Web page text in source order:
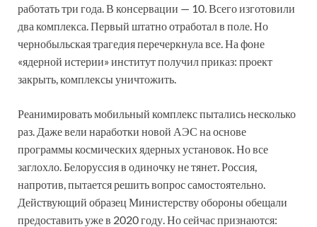
работать три года. В консервации — 10. Всего изготовили
два комплекса. Первый штатно отработал в поле. Но
чернобыльская трагедия перечеркнула все. На фоне
«ядерной истерии» институт получил приказ: проект
закрыть, комплексы уничтожить.
Реанимировать мобильный комплекс пытались несколько
раз. Даже вели наработки новой АЭС на основе
программы космических ядерных установок. Но все
заглохло. Белоруссия в одиночку не тянет. Россия,
напротив, пытается решить вопрос самостоятельно.
Действующий образец Министерству обороны обещали
предоставить уже в 2020 году. Но сейчас признаются: